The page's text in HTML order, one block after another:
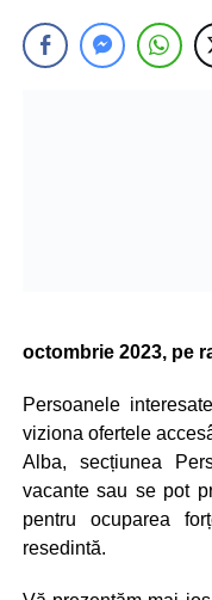
octombrie 2023, pe
Persoanele
viziona ofertele
Alba, secțiunea
vacante sau se pot
pentru ocuparea
resedintă.